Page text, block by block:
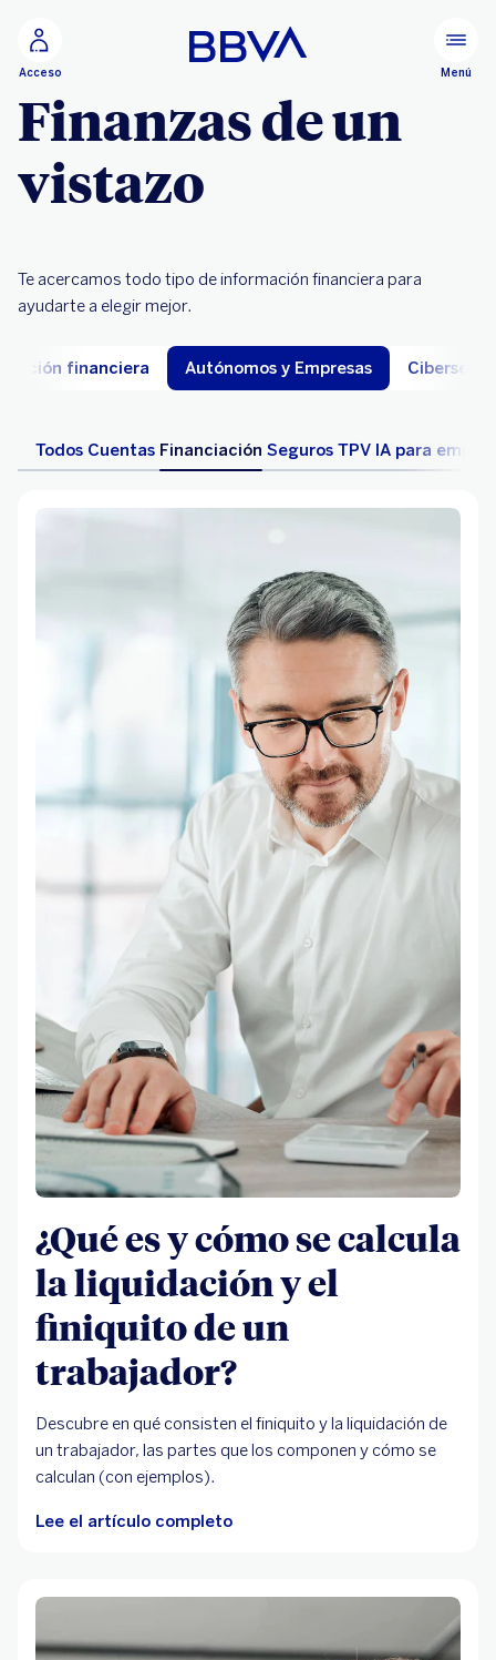
Acceso Menú
Finanzas de un
vistazo
Te acercamos todo tipo de información financiera para
ayudarte a elegir mejor.
financiera Autónomos y Empresas
Todos Cuentas Financiación Seguros TPV IA para
¿Qué es y cómo se calcula
la liquidación y el
finiquito de un
trabajador?
Descubre en qué consisten el finiquito y la liquidación de
un trabajador, las partes que los componen y cómo se
calculan (con ejemplos).
Lee el artículo completo